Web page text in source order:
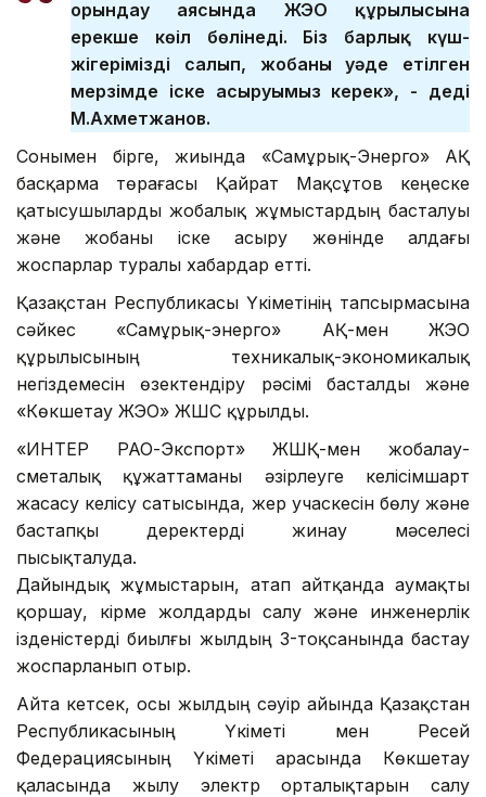
орындау аясында ЖЭО құрылысына
ерекше көңіл бөлінеді. Біз барлық күш-
жігерімізді салып, жобаны уәде етілген
мерзімде іске асыруымыз керек», - деді
М.Ахметжанов.
Сонымен бірге, жиында «Самұрық-Энерго» АҚ
басқарма төрағасы Қайрат Мақсұтов кеңеске
қатысушыларды жобалық жұмыстардың басталуы
және жобаны іске асыру жөнінде алдағы
жоспарлар туралы хабардар етті.
Қазақстан Республикасы Үкіметінің тапсырмасына
сәйкес «Самұрық-энерго» АҚ-мен ЖЭО
құрылысының техникалық-экономикалық
негіздемесін өзектендіру рәсімі басталды және
«Көкшетау ЖЭО» ЖШС құрылды.
«ИНТЕР РАО-Экспорт» ЖШҚ-мен жобалау-
сметалық құжаттаманы әзірлеуге келісімшарт
жасасу келісу сатысында, жер учаскесін бөлу және
бастапқы деректерді жинау мәселесі
пысықталуда.
Дайындық жұмыстарын, атап айтқанда аумақты
қоршау, кірме жолдарды салу және инженерлік
ізденістерді биылғы жылдың 3-тоқсанында бастау
жоспарланып отыр.
Айта кетсек, осы жылдың сәуір айында Қазақстан
Республикасының Үкіметі мен Ресей
Федерациясының Үкіметі арасында Көкшетау
қаласында жылу электр орталықтарын салу